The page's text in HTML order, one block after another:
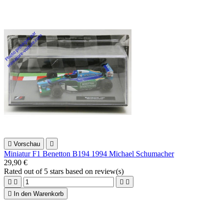
 Vorschau 
Miniatur F1 Benetton B194 1994 Michael Schumacher
29,90 €
Rated out of 5 stars based on review(s)
   

In den Warenkorb